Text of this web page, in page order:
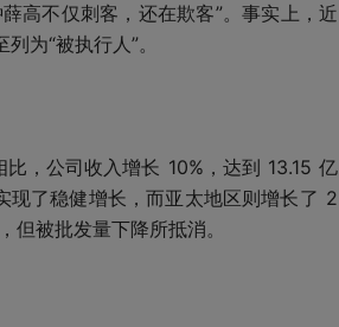
高不仅刺客，还在欺客”。事实上，近
为“被执行人”。
，公司收入增长 10%，达到 13.15 亿
现了稳健增长，而亚太地区则增长了 2
被批发量下降所抵消。